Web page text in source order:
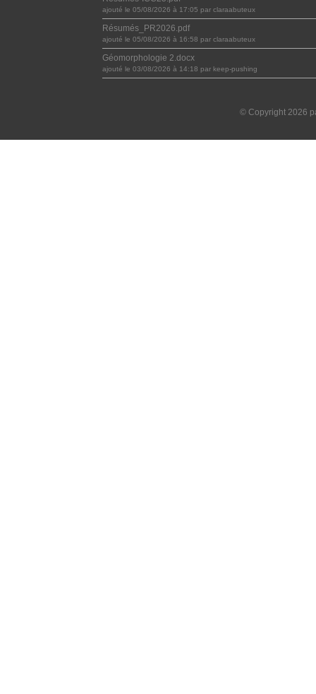
ajouté le 05/08/2026 à 17:05 par claraabuteux
Résumés_PR2026.pdf
ajouté le 05/08/2026 à 16:58 par claraabuteux
Géomorphologie 2.docx
ajouté le 03/08/2026 à 14:18 par keep-pushing
© Copyright 2026